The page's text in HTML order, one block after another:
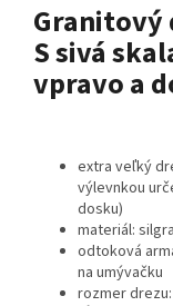
Granitový
S sivá
vpravo a
extra veľký
výlevnkou
dosku)
materiál:
odtoková
na umývačku
rozmer drezu: